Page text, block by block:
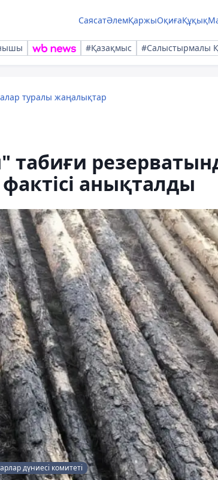
СаясатӘлемҚаржыОқиғаҚұқық
#Қазақмыс #Салыстырмалы
туралы жаңалықтар
анықталды
дүниесі комитеті